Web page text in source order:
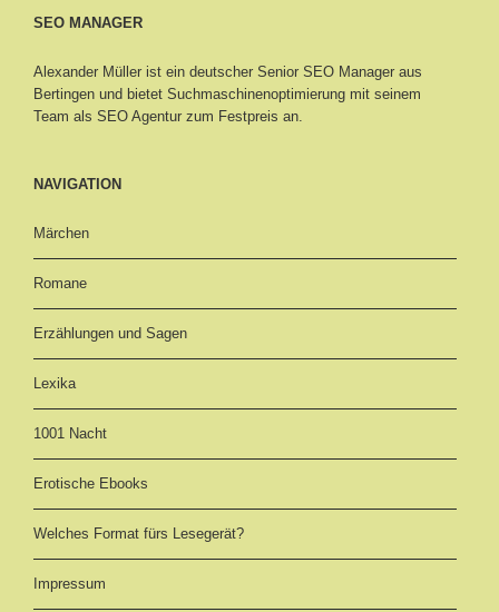
SEO MANAGER
Alexander Müller ist ein deutscher Senior SEO Manager aus
Bertingen und bietet Suchmaschinenoptimierung mit seinem
Team als SEO Agentur zum Festpreis an.
NAVIGATION
Märchen
Romane
Erzählungen und Sagen
Lexika
1001 Nacht
Erotische Ebooks
Welches Format fürs Lesegerät?
Impressum